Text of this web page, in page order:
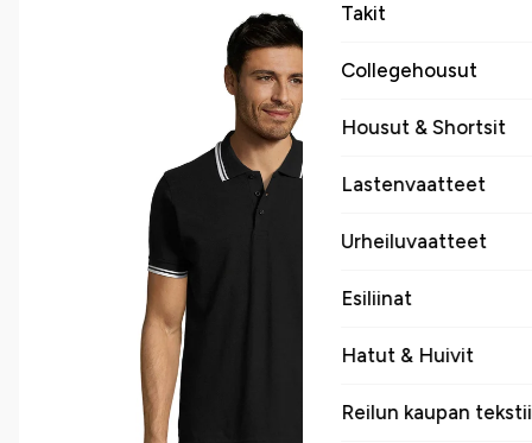
Takit
Collegehousut
Housut & Shortsit
Lastenvaatteet
Urheiluvaatteet
Esiliinat
Hatut & Huivit
Reilun kaupan